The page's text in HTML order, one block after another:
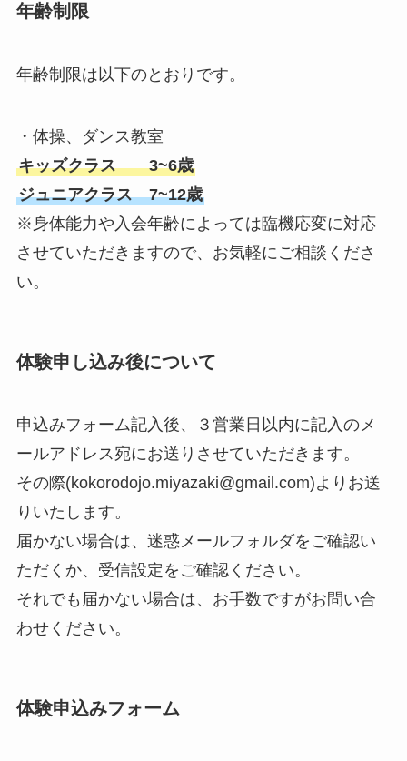
年齢制限
年齢制限は以下のとおりです。
・体操、ダンス教室
キッズクラス 3~6歳
ジュニアクラス 7~12歳
※身体能力や入会年齢によっては臨機応変に対応
させていただきますので、お気軽にご相談くださ
い。
体験申し込み後について
申込みフォーム記入後、３営業日以内に記入のメ
ールアドレス宛にお送りさせていただきます。
その際(kokorodojo.miyazaki@gmail.com)よりお送
りいたします。
届かない場合は、迷惑メールフォルダをご確認い
ただくか、受信設定をご確認ください。
それでも届かない場合は、お手数ですがお問い合
わせください。
体験申込みフォーム